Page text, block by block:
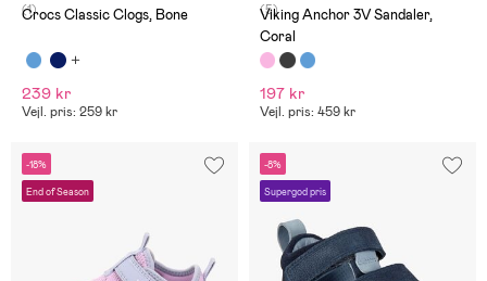
(1)
Crocs Classic Clogs, Bone
239 kr
Vejl. pris: 259 kr
(5)
Viking Anchor 3V Sandaler,
Coral
197 kr
Vejl. pris: 459 kr
-18%
End of Season
-8%
Supergod pris